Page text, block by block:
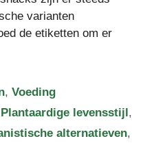
varianten
de etiketten om er
,Voeding
Plantaardige levensstijl,
alternatieven,